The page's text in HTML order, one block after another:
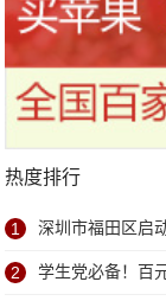
热度排行
1 深圳市福田区启
2 学生党必备！百